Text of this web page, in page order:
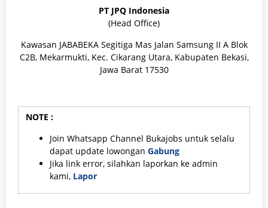
PT JPQ Indonesia
(Head Office)
Kawasan JABABEKA Segitiga Mas Jalan Samsung II A Blok
C2B, Mekarmukti, Kec. Cikarang Utara, Kabupaten Bekasi,
Jawa Barat 17530
NOTE :
Join Whatsapp Channel Bukajobs untuk selalu
dapat update lowongan Gabung
Jika link error, silahkan laporkan ke admin
kami, Lapor